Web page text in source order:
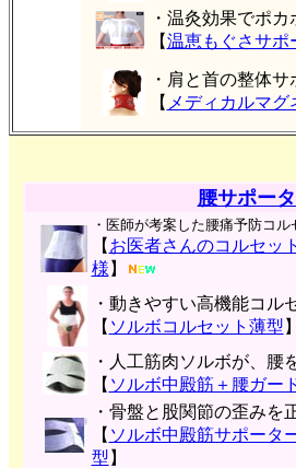
・温灸効果でポカ
【温恵もぐさサポ
・肩と首の整体サ
【 メディカルマ
腰サポー
・医師が考案した腰痛予防コル
【 お医者さんのコルセッ
様 】
・動きやすい高機能コル
【 ソルボコルセット薄型 】
・人工筋肉ソルボが、腰
【 ソルボ中殿筋＋腰ガー
・骨盤と股関節の歪みを
【 ソルボ中殿筋サポータ
型 】